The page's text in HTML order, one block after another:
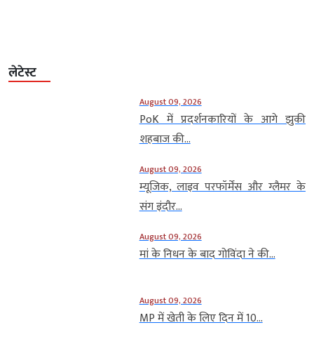
लेटेस्ट
August 09, 2026
PoK में प्रदर्शनकारियों के आगे झुकी
शहबाज की...
August 09, 2026
म्यूजिक, लाइव परफॉर्मेंस और ग्लैमर के
संग इंदौर...
August 09, 2026
मां के निधन के बाद गोविंदा ने की...
August 09, 2026
MP में खेती के लिए दिन में 10...